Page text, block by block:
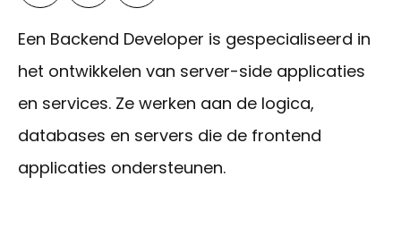
Een Backend Developer is gespecialiseerd in
het ontwikkelen van server-side applicaties
en services. Ze werken aan de logica,
databases en servers die de frontend
applicaties ondersteunen.